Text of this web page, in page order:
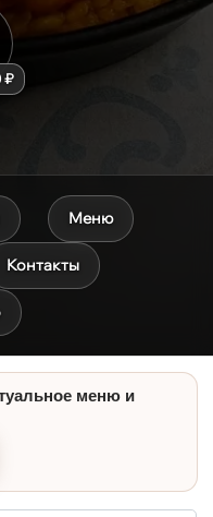
₽
Меню
Контакты
меню и